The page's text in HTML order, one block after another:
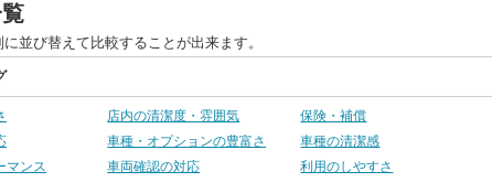
並び替えて比較することが出来ます。
店内の清潔度・雰囲気
保険・補償
車種・オプションの豊富さ
車種の清潔感
マンス
車両確認の対応 利用のしやすさ